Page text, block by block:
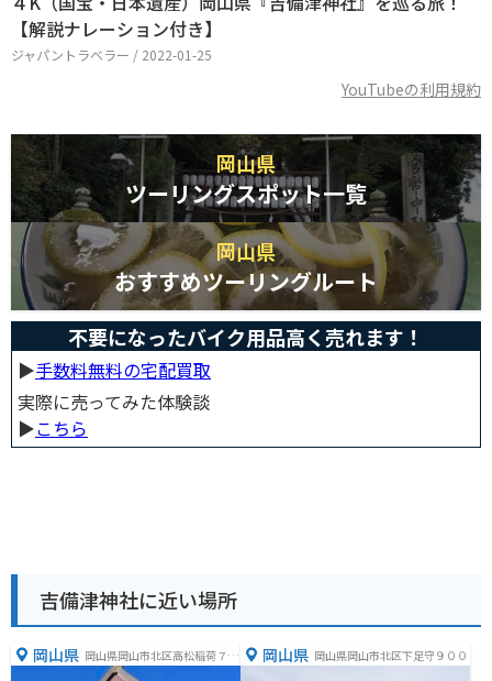
【解説ナレーション付き】
ジャパントラベラー / 2022-01-25
YouTubeの利用規約
岡山県
ツーリングスポット一覧
岡山県
おすすめツーリングルート
不要になったバイク用品高く売れます！
▶︎手数料無料の宅配買取
実際に売ってみた体験談
▶︎こちら
吉備津神社に近い場所
岡山県 岡山県岡山市北区高松稲荷７１
２−７１２
岡山県 岡山県岡山市北区下足守９００